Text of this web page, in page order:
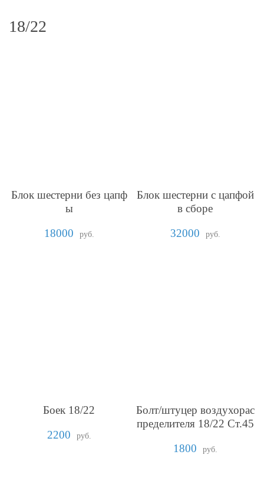
18/22
Блок шестерни без цапф
ы
18000
руб.
Блок шестерни с цапфой
в сборе
32000
руб.
Боек 18/22
2200
руб.
Болт/штуцер воздухорас
пределителя 18/22 Ст.45
1800
руб.